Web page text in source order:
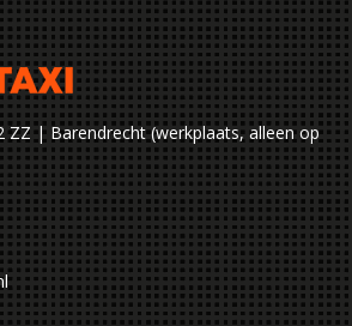
ZZ | Barendrecht (werkplaats, alleen op